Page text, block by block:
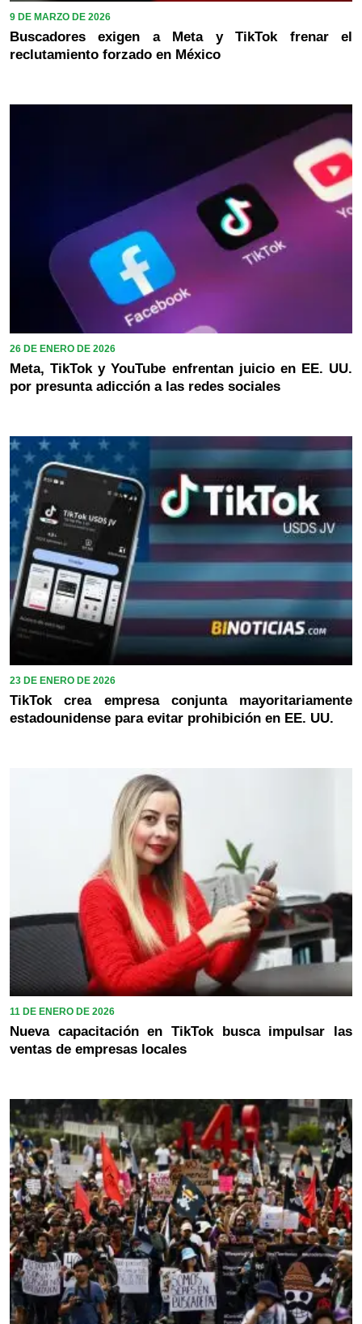
9 DE MARZO DE 2026
Buscadores exigen a Meta y TikTok frenar el
reclutamiento forzado en México
26 DE ENERO DE 2026
Meta, TikTok y YouTube enfrentan juicio en EE. UU.
por presunta adicción a las redes sociales
23 DE ENERO DE 2026
TikTok crea empresa conjunta mayoritariamente
estadounidense para evitar prohibición en EE. UU.
11 DE ENERO DE 2026
Nueva capacitación en TikTok busca impulsar las
ventas de empresas locales